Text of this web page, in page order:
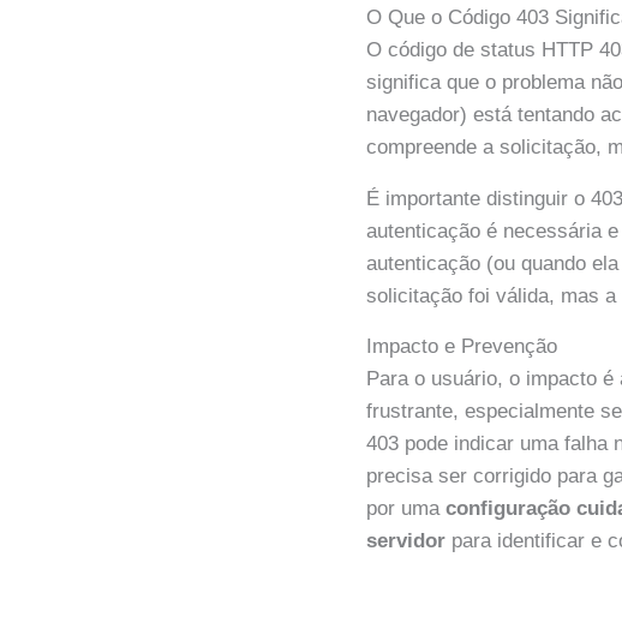
O Que o Código 403
O código de status HTTP
significa que o problema
navegador) está tentando
compreende a solicitação,
É importante distinguir o
autenticação é necessária
autenticação (ou quando
solicitação foi válida, mas a
Impacto e Prevenção
Para o usuário, o impacto é
frustrante, especialmente
403 pode indicar uma falha
precisa ser corrigido para
por umaconfiguração
servidor para identificar e